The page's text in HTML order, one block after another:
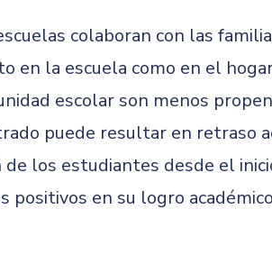
colaboran con las
en la escuela como en el
escolar son menos
puede resultar en retraso
los estudiantes desde el
en su logro